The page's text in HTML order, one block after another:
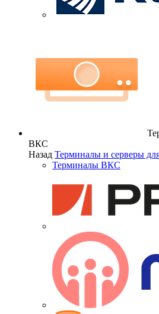
ВКС
Назад Терминалы и серверы
Терминалы ВКС